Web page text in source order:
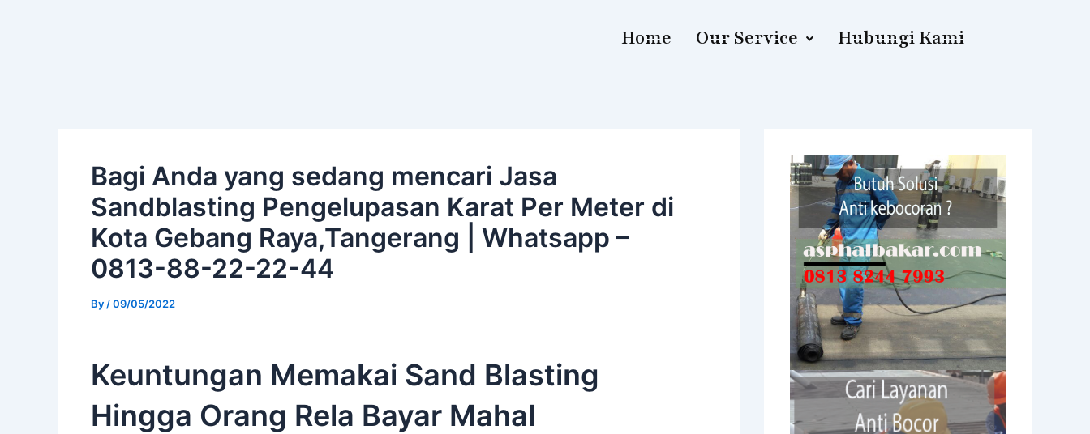
Home Our Service Hubungi Kami
Bagi Anda yang sedang mencari Jasa
Sandblasting Pengelupasan Karat Per Meter di
Kota Gebang Raya,Tangerang | Whatsapp –
0813-88-22-22-44
By /09/05/2022
Keuntungan Memakai Sand Blasting
Hingga Orang Rela Bayar Mahal